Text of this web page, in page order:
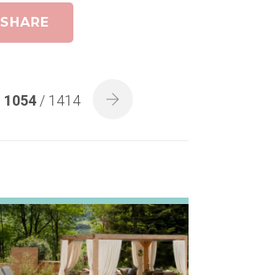
SHARE
1054 / 1414